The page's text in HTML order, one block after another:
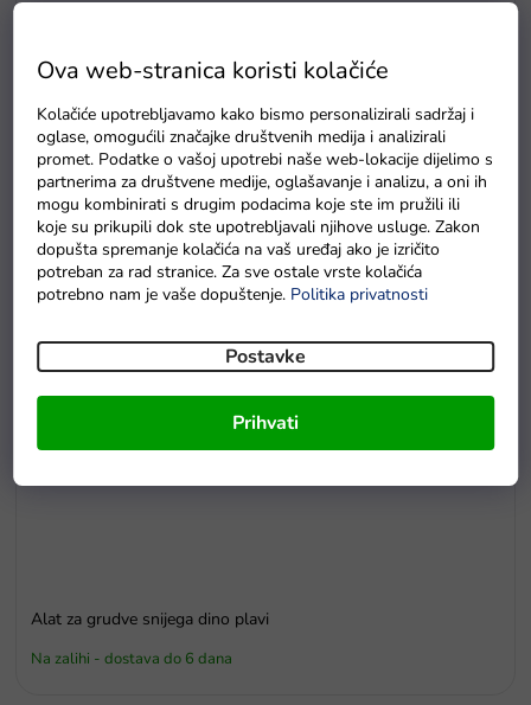
Ova web-stranica koristi kolačiće
Kolačiće upotrebljavamo kako bismo personalizirali sadržaj i
oglase, omogućili značajke društvenih medija i analizirali
promet. Podatke o vašoj upotrebi naše web-lokacije dijelimo s
partnerima za društvene medije, oglašavanje i analizu, a oni ih
mogu kombinirati s drugim podacima koje ste im pružili ili
koje su prikupili dok ste upotrebljavali njihove usluge. Zakon
dopušta spremanje kolačića na vaš uređaj ako je izričito
potreban za rad stranice. Za sve ostale vrste kolačića
potrebno nam je vaše dopuštenje. Politika privatnosti
Postavke
Prihvati
E5
Drvene puzzle s brojevima magnetna šipka i ribice
Na zalihama
Alat za grudve snijega dino plavi
Na zalihi - dostava do 6 dana